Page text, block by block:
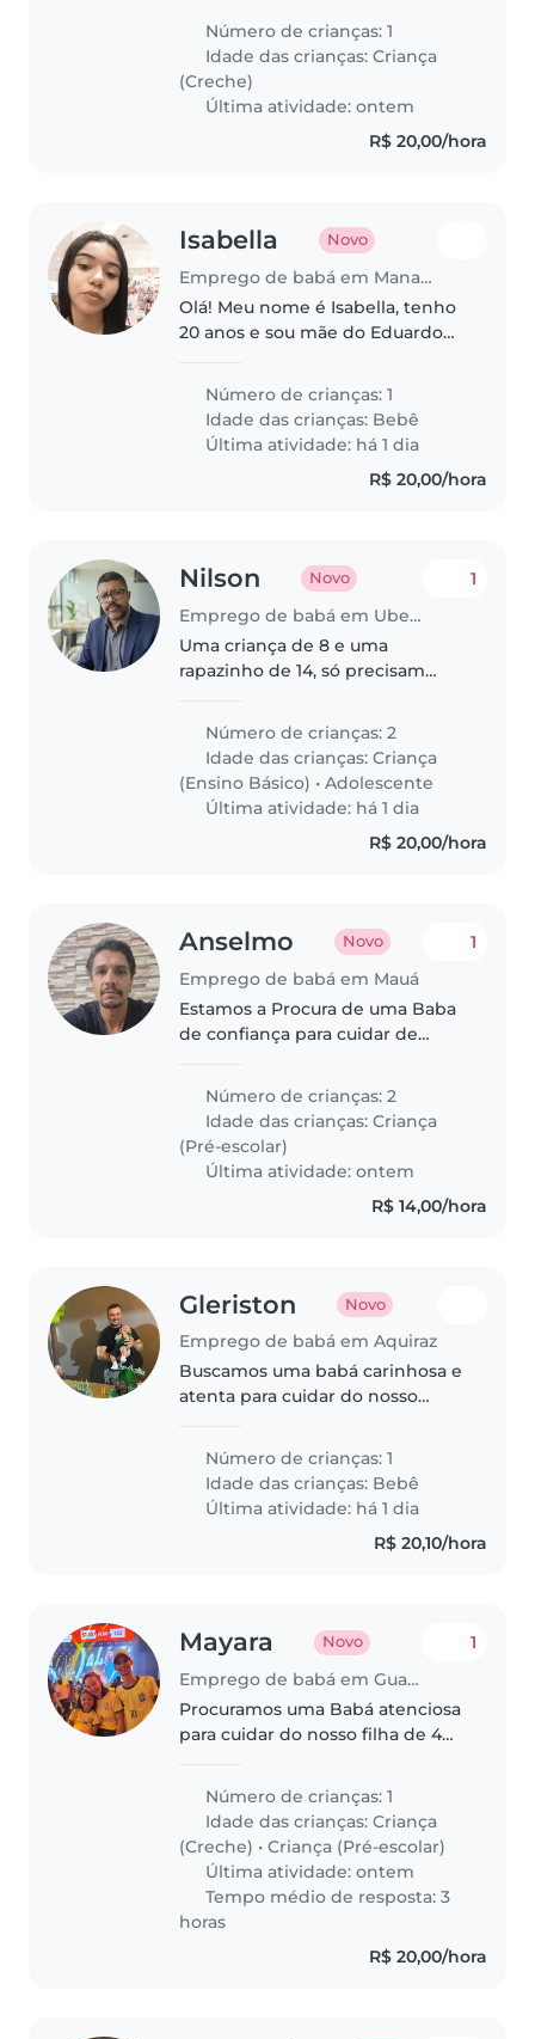
Ele é energético, curioso e adora
brincar ao ar livre. A pessoa
precisa ser tranquila..
Número de crianças: 1
Idade das crianças:Criança
(Creche)
Última atividade: ontem
R$ 20,00/hora
Isabella Novo
Emprego de babá em Manaus
Olá! Meu nome é Isabella, tenho
20 anos e sou mãe do Eduardo
Atualmente moro com meus
pais e meus dois irmãos, em um
ambiente familiar, tranquilo e..
Número de crianças: 1
Idade das crianças: Bebê
Última atividade: há 1 dia
R$ 20,00/hora
Nilson Novo
Emprego de babá em Uberaba
1
Uma criança de 8 e uma
rapazinho de 14, só precisam
desentendimento entre eles e
servir o almoço, geralmente se
distraem com computador,
celular e TV,..
Número de crianças: 2
Idade das crianças:Criança
(Ensino Básico) •Adolescente
Última atividade: há 1 dia
R$ 20,00/hora
Anselmo Novo
Emprego de babá em Mauá
1
Estamos a Procura de uma Baba
de confiança para cuidar de
Número de crianças: 2
Idade das crianças:Criança
(Pré-escolar)
Última atividade: ontem
R$ 14,00/hora
Gleriston Novo
Emprego de babá em Aquiraz
Buscamos uma babá carinhosa e
atenta para cuidar do nosso
candidato ideal deve gostar de
ambiente familiar dinâmico e ser
comprometido com o bem-
Número de crianças: 1
Idade das crianças: Bebê
Última atividade: há 1 dia
R$ 20,10/hora
Mayara Novo
Emprego de babá em Guarulhos
1
Procuramos uma Babá atenciosa
para cuidar do nosso filha de 4
curiosidade. Precisamos de
alguém que ajude também nas
tarefas escolares leves.
Trabalhamos com..
Número de crianças: 1
Idade das crianças:Criança
(Creche) •Criança (Pré-escolar)
Última atividade: ontem
Tempo médio de resposta: 3
horas
R$ 20,00/hora